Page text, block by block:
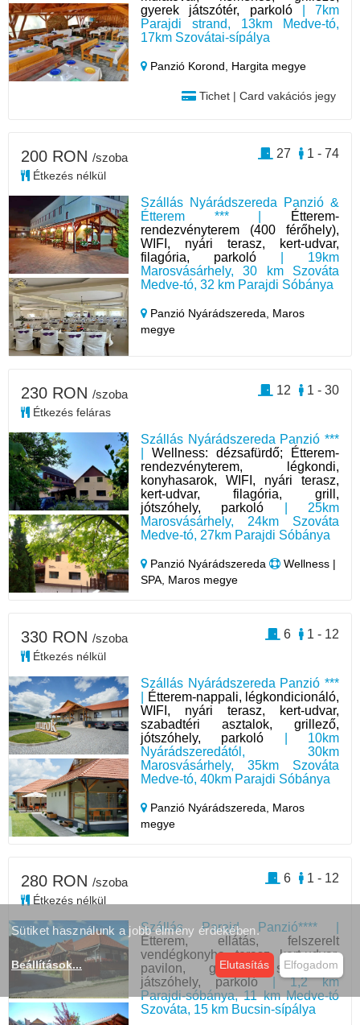
gyerek játszótér, parkoló| 7km
Parajdi strand, 13km Medve-tó,
17km Szovátai-sípálya
Panzió Korond, Hargita megye
Tichet | Card vakációs jegy
Szállás Nyárádszereda Panzió &
Étterem *** |
Étterem-
rendezvényterem (400 férőhely),
WIFI, nyári terasz, kert-udvar,
filagória, parkoló | 19km
Marosvásárhely, 30 km Szováta
Medve-tó, 32 km Parajdi Sóbánya
Panzió Nyárádszereda, Maros
megye
200 RON /szoba
Étkezés nélkül
1 - 74
27
Szállás Nyárádszereda Panzió ***
|Wellness: dézsafürdő; Étterem-
rendezvényterem, légkondi,
konyhasarok, WIFI, nyári terasz,
kert-udvar, filagória, grill,
jótszóhely, parkoló | 25km
Marosvásárhely, 24km Szováta
Medve-tó, 27km Parajdi Sóbánya
Panzió Nyárádszereda
Wellness |
SPA, Maros megye
230 RON /szoba
Étkezés feláras
1 - 30
12
Szállás Nyárádszereda Panzió ***
Étterem-nappali, légkondicionáló,
WIFI, nyári terasz, kert-udvar,
szabadtéri asztalok, grillező,
jótszóhely, parkoló | 10km
Nyárádszeredától, 30km
Marosvásárhely, 35km Szováta
Medve-tó, 40km Parajdi Sóbánya
Panzió Nyárádszereda, Maros
megye
330 RON /szoba
Étkezés nélkül
1 - 12
6
Szállás Parajd Panzió**** |
Étterem, ellátás, felszerelt
vendégkonyha, terasz, kert-udvar,
pavilon, grillező, sportpálya,
játszóhely, parkoló| 1,2 km
Parajdi-sóbánya, 11 km Medve-tó
Szováta, 15 km Bucsin-sípálya
280 RON /szoba
Étkezés nélkül
1 - 12
6
Sütiket használunk a jobb élmény érdekében.
Beállítások... Elutasítás Elfogadom